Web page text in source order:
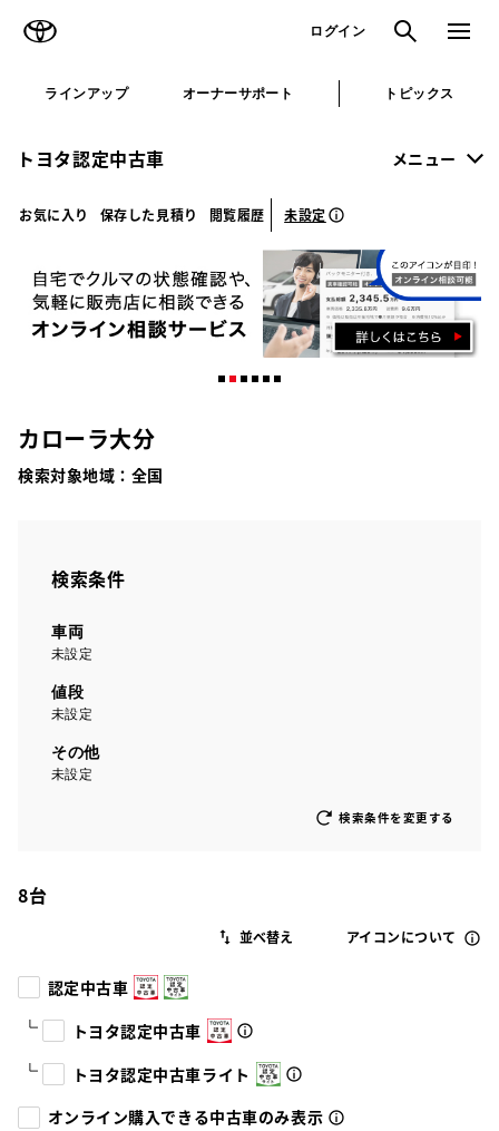
ログイン 検索 メニュ
ラインアップ オーナーサポート トピックス
トヨタ認定中古車 メニュー
お気に入り 保存した見積り 閲覧履歴 未設定
カローラ大分
検索対象地域： 全国
検索条件
車両
未設定
値段
未設定
その他
未設定
検索条件を変更する
8台
アイコンについて
認定中古車
トヨタ認定中古車
トヨタ認定中古車ライト
オンライン購入できる中古車のみ表示